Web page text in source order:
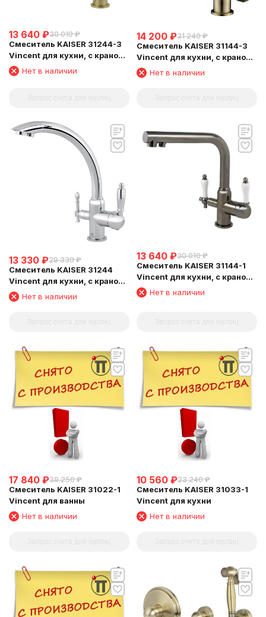
13 640 ₽30 010 ₽
Смеситель KAISER 31244-3
Vincent для кухни, с краном
для питьевой воды,
бронзовый
Нет в наличии
14 200 ₽31 240 ₽
Смеситель KAISER 31144-3
Vincent для кухни, с краном
для питьевой воды,
бронзовый
Нет в наличии
13 330 ₽29 330 ₽
Смеситель KAISER 31244
Vincent для кухни, с краном
для питьевой воды, хром
Нет в наличии
13 640 ₽30 010 ₽
Смеситель KAISER 31144-1
Vincent для кухни, с краном
для питьевой воды, бронза
состаренная
Нет в наличии
17 840 ₽39 250 ₽
Смеситель KAISER 31022-1
Vincent для ванны
Нет в наличии
10 560 ₽23 240 ₽
Смеситель KAISER 31033-1
Vincent для кухни
Нет в наличии